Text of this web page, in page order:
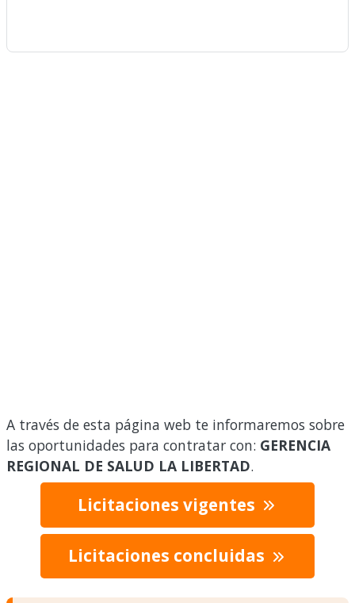
A través de esta página web te informaremos sobre
las oportunidades para contratar con: GERENCIA
REGIONAL DE SALUD LA LIBERTAD.
Licitaciones vigentes
Licitaciones concluidas